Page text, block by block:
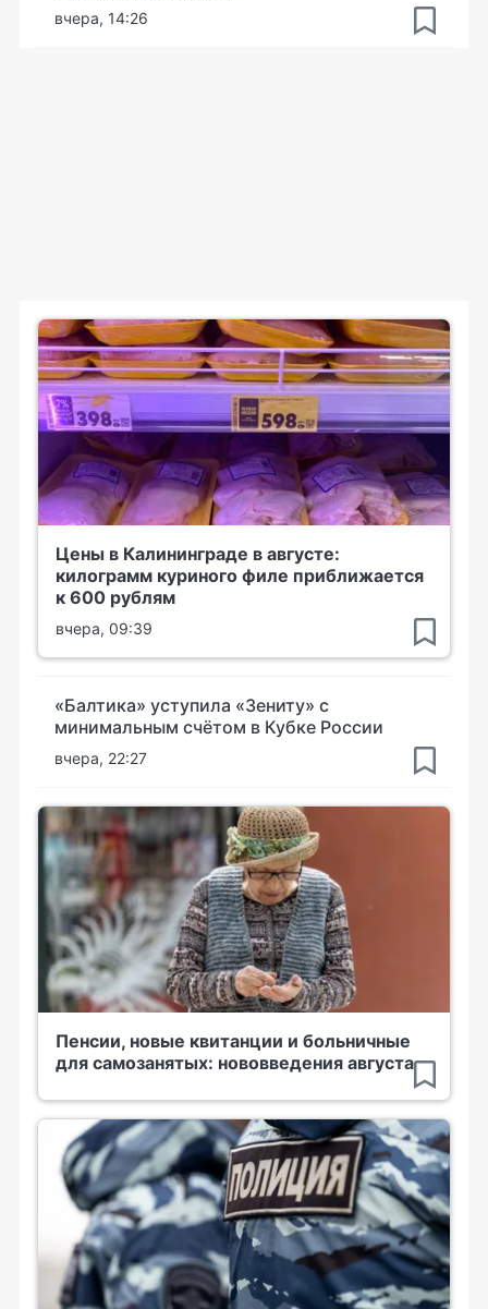
вчера, 14:26
Цены в Калининграде в августе:
килограмм куриного филе приближается
к 600 рублям
вчера, 09:39
«Балтика» уступила «Зениту» с
минимальным счётом в Кубке России
вчера, 22:27
Пенсии, новые квитанции и больничные
для самозанятых: нововведения августа